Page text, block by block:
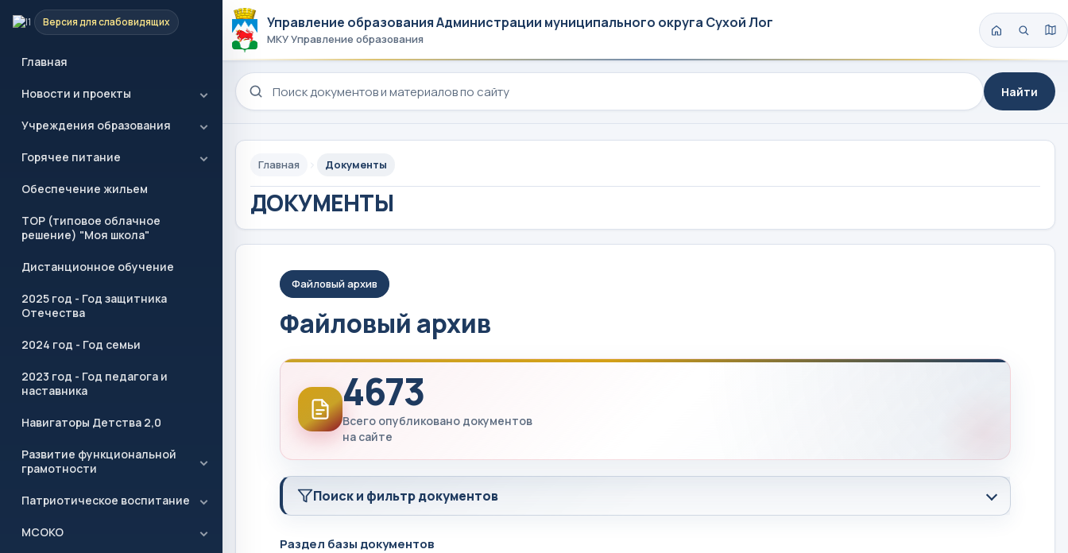
Версия для слабовидящих
Главная
Новости и проекты
Учреждения образования
Горячее питание
Обеспечение жильем
ТОР (типовое облачное
решение) "Моя школа"
Дистанционное обучение
2025 год - Год защитника
Отечества
2024 год - Год семьи
2023 год - Год педагога и
наставника
Навигаторы Детства 2,0
Развитие функциональной
грамотности
Патриотическое воспитание
МСОКО
Управление образования Администрации муниципального округа Сухой Лог
МКУ Управление образования
Поиск по сайту
Найти
Главная Документы
ДОКУМЕНТЫ
Файловый архив
Файловый архив
4673
Всего опубликовано документов
на сайте
Поиск и фильтр документов
Раздел базы документов